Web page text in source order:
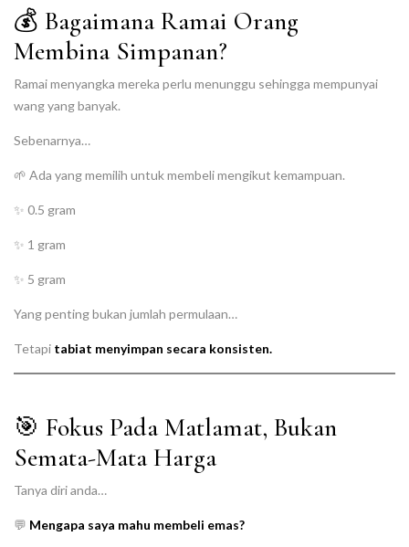
💰 Bagaimana Ramai Orang
Membina Simpanan?
Ramai menyangka mereka perlu menunggu sehingga mempunyai
wang yang banyak.
Sebenarnya…
🌱 Ada yang memilih untuk membeli mengikut kemampuan.
✨ 0.5 gram
✨ 1 gram
✨ 5 gram
Yang penting bukan jumlah permulaan…
Tetapi tabiat menyimpan secara konsisten.
🎯 Fokus Pada Matlamat, Bukan
Semata-Mata Harga
Tanya diri anda…
💬 Mengapa saya mahu membeli emas?